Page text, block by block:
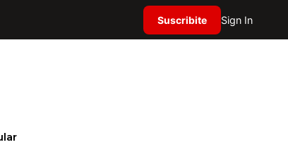
Suscribite Sign In